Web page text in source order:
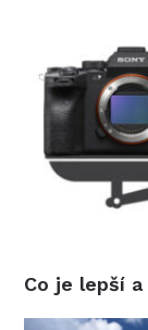
Co je lepší